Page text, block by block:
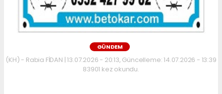
GÜNDEM
(KH) - Rabia FİDAN | 13.07.2026 - 20:13, Güncelleme: 14.07.2026 - 13:39
83901 kez okundu.